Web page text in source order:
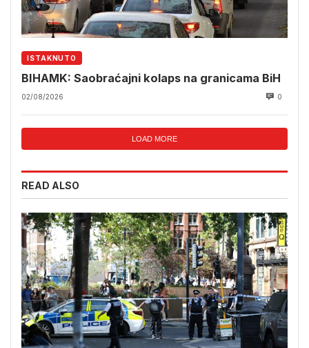
ISTAKNUTO
BIHAMK: Saobraćajni kolaps na granicama BiH
02/08/2026 0
LOAD MORE
READ ALSO